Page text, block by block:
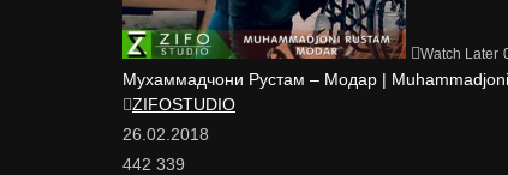
Watch Later
Мухаммадчони Рустам – Модар |
ZIFOSTUDIO
26.02.2018
442 339